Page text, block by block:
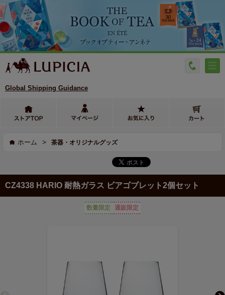
Global Shipping Guidance
ホーム > 茶器・オリジナルグッズ
CZ4338 HARIO 耐熱ガラス ビアゴブレット2個セット
数量限定 通販限定